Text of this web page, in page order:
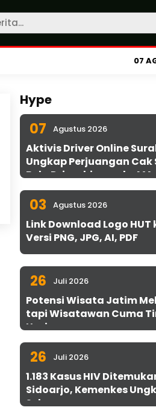
07
Hype
07 Agustus 2026
Aktivis Driver Online
Ungkap Perjuangan Cak
Bela Driver hingga ke MA
03 Agustus 2026
Link Download Logo HUT
Versi PNG, JPG, AI, PDF
26 Juli 2026
Potensi Wisata Jatim
tapi Wisatawan Cuma
Hari
26 Juli 2026
1.183 Kasus HIV
Sidoarjo, Kemenkes
Sebenarnya